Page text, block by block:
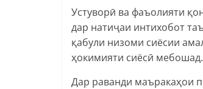
Устуворӣ ва фаъолияти
дар натиҷаи интихобот
қабули низоми сиёсии
ҳокимияти сиёсӣ мебошад.
Дар раванди маъракаҳои